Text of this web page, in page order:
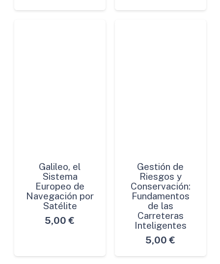
Galileo, el
Sistema
Europeo de
Navegación por
Satélite
5,00 €
Gestión de
Riesgos y
Conservación:
Fundamentos
de las
Carreteras
Inteligentes
5,00 €